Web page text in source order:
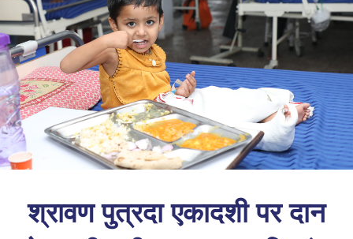
श्रावण पुत्रदा एकादशी पर दान